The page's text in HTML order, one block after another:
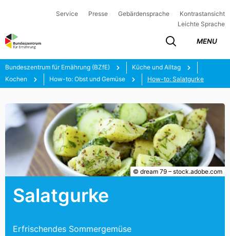
Service Presse Gebärdensprache
Kontrastansicht
Leichte Sprache
MENU
Bundeszentrum für Ernährung (BZfE)
Küche und Alltag
Kochen
How-to: Obst und Gemüse How-to: Salatgurke
Salatgurke
Erfrischendes Sommergemüse
© dream 79 – stock.adobe.com